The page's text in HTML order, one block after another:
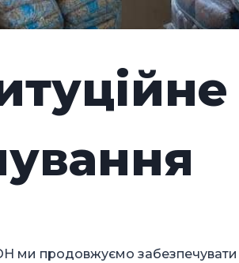
ми продовжуємо забезпечувати